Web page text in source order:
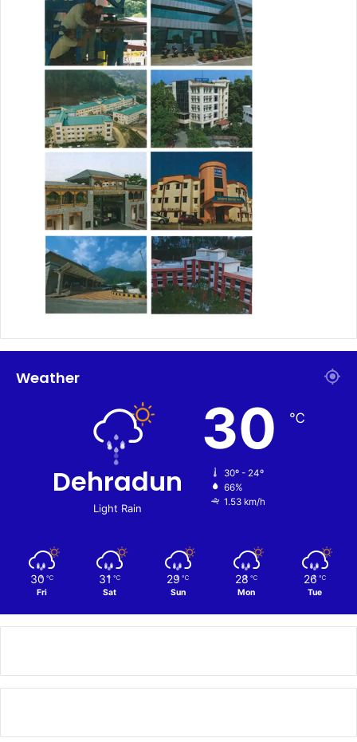
Weather
Dehradun
Light Rain
30 ℃
30º - 24º
66%
1.53 km/h
30 ℃
Fri
31 ℃
Sat
29 ℃
Sun
28 ℃
Mon
26 ℃
Tue